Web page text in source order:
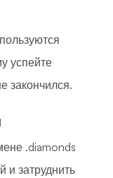
успейте
закончился.
.diamonds
и затруднить